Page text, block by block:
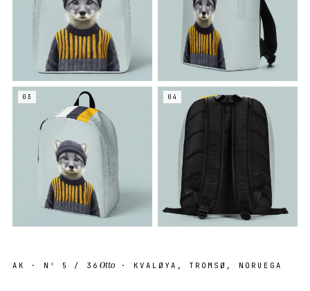
03 04
AK · Nº 5 / 36 Otto · KVALØYA, TROMSØ, NORUEGA